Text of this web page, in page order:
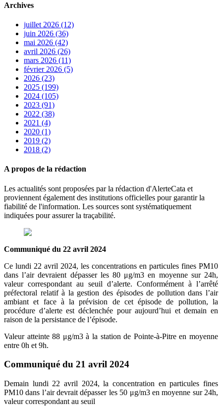
Archives
juillet 2026 (12)
juin 2026 (36)
mai 2026 (42)
avril 2026 (26)
mars 2026 (11)
février 2026 (5)
2026 (23)
2025 (199)
2024 (105)
2023 (91)
2022 (38)
2021 (4)
2020 (1)
2019 (2)
2018 (2)
A propos de la rédaction
Les actualités sont proposées par la rédaction d'AlerteCata et
proviennent également des institutions officielles pour garantir la
fiabilité de l'information. Les sources sont systématiquement
indiquées pour assurer la traçabilité.
Communiqué du 22 avril 2024
Ce lundi 22 avril 2024, les concentrations en particules fines PM10
dans l’air devraient dépasser les 80 μg/m3 en moyenne sur 24h,
valeur correspondant au seuil d’alerte. Conformément à l’arrêté
préfectoral relatif à la gestion des épisodes de pollution dans l’air
ambiant et face à la prévision de cet épisode de pollution, la
procédure d’alerte est déclenchée pour aujourd’hui et demain en
raison de la persistance de l’épisode.
Valeur atteinte 88 μg/m3 à la station de Pointe-à-Pitre en moyenne
entre 0h et 9h.
Communiqué du 21 avril 2024
Demain lundi 22 avril 2024, la concentration en particules fines
PM10 dans l’air devrait dépasser les 50 μg/m3 en moyenne sur 24h,
valeur correspondant au seuil